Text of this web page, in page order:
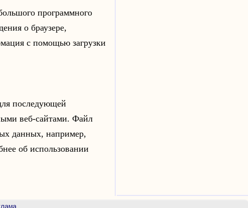
программного
о браузере,
с помощью загрузки
последующей
веб-сайтами. Файл
данных, например,
об использовании